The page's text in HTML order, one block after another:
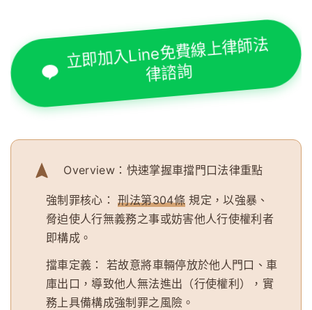
立即加入Line免費線上律師法
律諮詢
Overview：快速掌握車擋門口法律重點
強制罪核心： 刑法第304條規定，以強暴、
脅迫使人行無義務之事或妨害他人行使權利者
即構成。
擋車定義：
若故意將車輛停放於他人門口、車
庫出口，導致他人無法進出（行使權利），實
務上具備構成強制罪之風險。